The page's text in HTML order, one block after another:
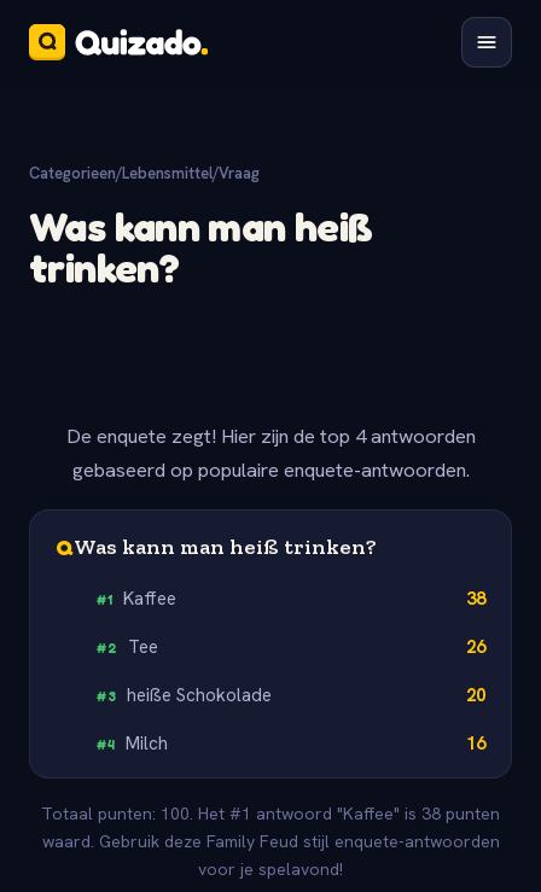
Categorieen/Lebensmittel/Vraag
Was kann man heiß
trinken?
De enquete zegt! Hier zijn de top 4 antwoorden
gebaseerd op populaire enquete-antwoorden.
QWas kann man heiß trinken?
#1 Kaffee 38
#2 Tee 26
#3 heiße Schokolade 20
#4 Milch 16
Totaal punten: 100. Het #1 antwoord "Kaffee" is 38 punten
waard. Gebruik deze Family Feud stijl enquete-antwoorden
voor je spelavond!